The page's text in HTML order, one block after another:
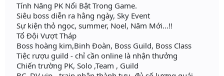
Tính Năng PK Nổi Bật Trong Game.
Siêu boss diễn ra hằng ngày, Sky Event
Sự kiện thỏ ngọc, summer, Noel, Năm Mới...!!
Tổ Đội Vượt Tháp
Boss hoàng kim,Binh Đoàn, Boss Guild, Boss Class
Tiệc rượu guild - chỉ cần online là nhận thưởng
Chiến trường PK, Solo ,Team , Guild